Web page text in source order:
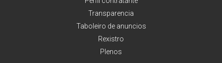
Transparencia
Taboleiro de anuncios
Rexistro
Plenos